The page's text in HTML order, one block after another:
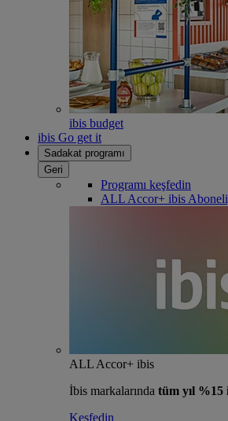
ibis budget
ibis Go get it
Sadakat programı
Geri
Programı keşfedin
ALL Accor+ ibis
ALL Accor+ ibis
İbis markalarında tüm yıl
Keşfedin